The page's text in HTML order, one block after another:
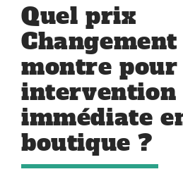
Quel prix
montre pour
intervention
immédiate
boutique ?